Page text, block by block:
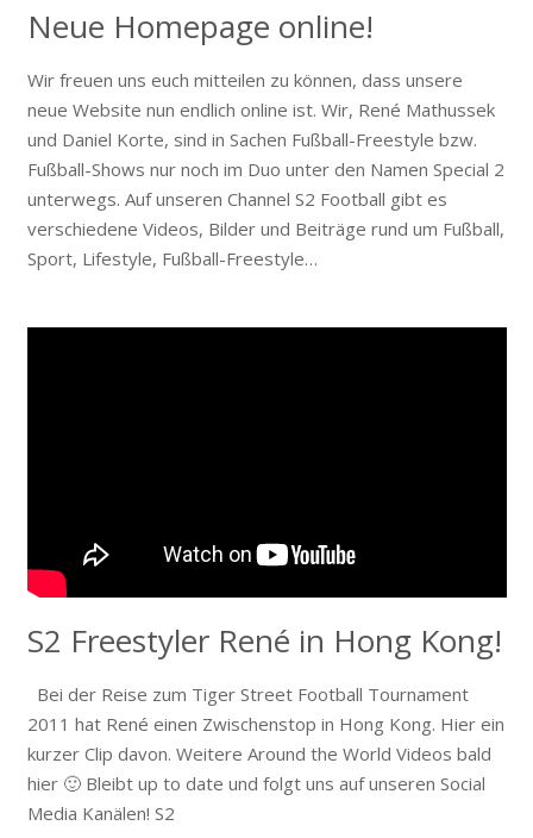
Neue Homepage online!
Wir freuen uns euch mitteilen zu können, dass unsere
neue Website nun endlich online ist. Wir, René Mathussek
und Daniel Korte, sind in Sachen Fußball-Freestyle bzw.
Fußball-Shows nur noch im Duo unter den Namen Special 2
unterwegs. Auf unseren Channel S2 Football gibt es
verschiedene Videos, Bilder und Beiträge rund um Fußball,
Sport, Lifestyle, Fußball-Freestyle…
S2 Freestyler René in Hong Kong!
Bei der Reise zum Tiger Street Football Tournament
2011 hat René einen Zwischenstop in Hong Kong. Hier ein
kurzer Clip davon. Weitere Around the World Videos bald
hier 🙂 Bleibt up to date und folgt uns auf unseren Social
Media Kanälen! S2